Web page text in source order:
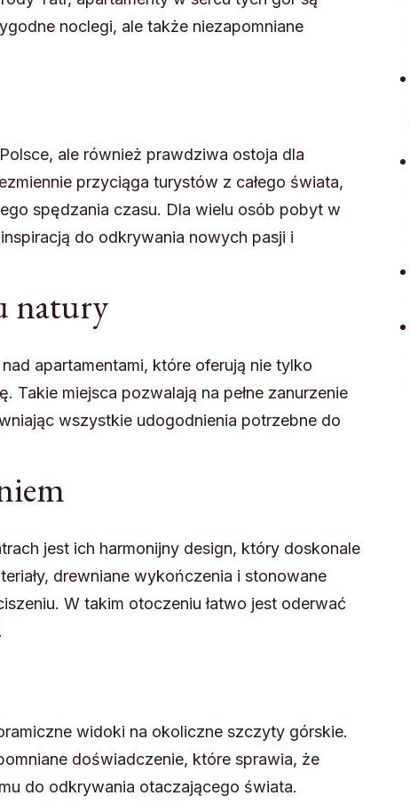
noclegi, ale także niezapomniane
ale również prawdziwa ostoja dla
przyciąga turystów z całego świata,
spędzania czasu. Dla wielu osób pobyt w
do odkrywania nowych pasji i
natury
apartamentami, które oferują nie tylko
miejsca pozwalają na pełne zanurzenie
wszystkie udogodnienia potrzebne do
jest ich harmonijny design, który doskonale
drewniane wykończenia i stonowane
W takim otoczeniu łatwo jest oderwać
widoki na okoliczne szczyty górskie.
doświadczenie, które sprawia, że
do odkrywania otaczającego świata.